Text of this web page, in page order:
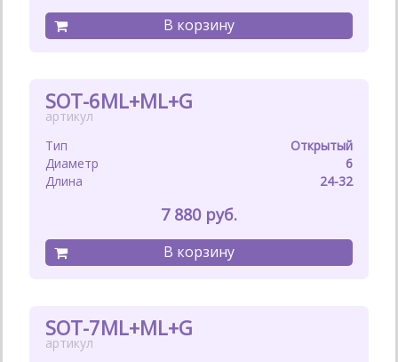
Открытый
6
24-32
SOT-6ML+ML+G
7 880
SOT-7ML+ML+G